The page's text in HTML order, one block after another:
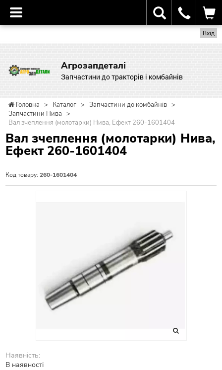
Вхід
Агрозапдеталі
Запчастини до тракторів і комбайнів
Головна > Каталог > Запчастини до комбайнів >
Запчастини Нива >
Вал зчеплення (молотарки) Нива, Ефект 260-1601404
Вал зчеплення (молотарки) Нива,
Ефект 260-1601404
Код товару: 260-1601404
Наявність:
В наявності